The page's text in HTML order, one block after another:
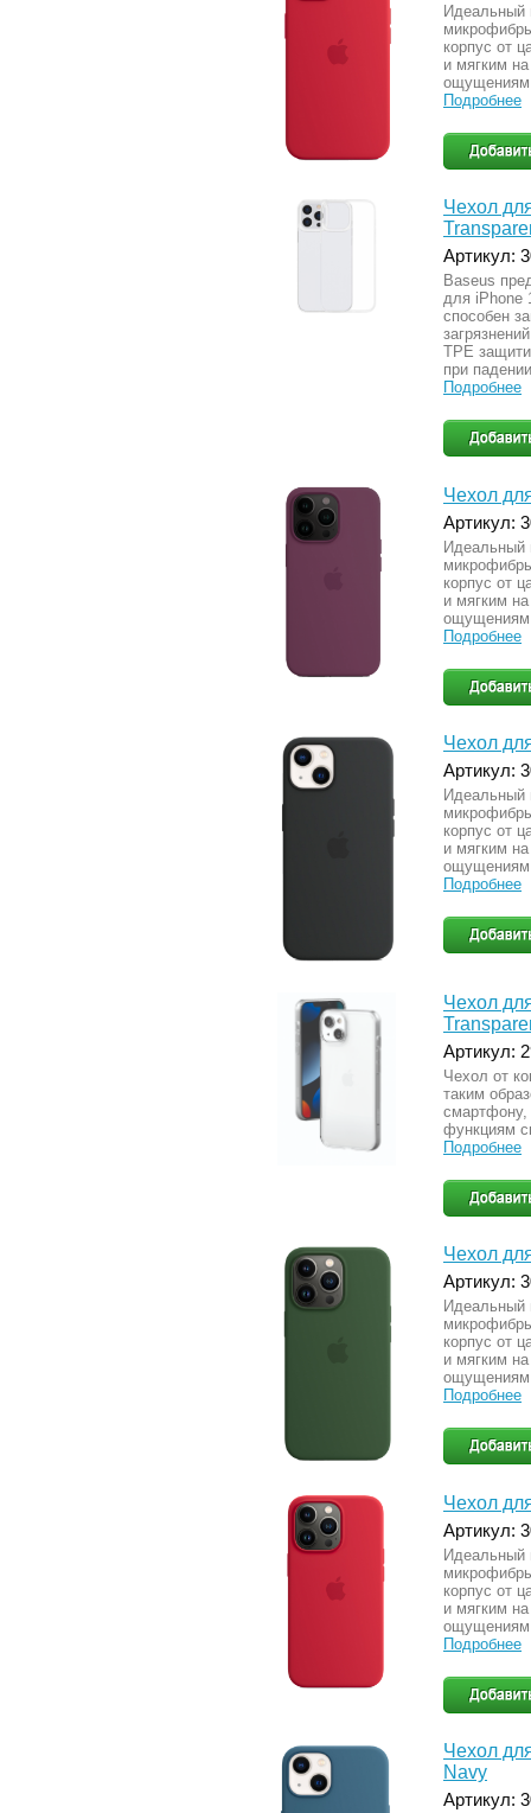
Идеальный
корпус от
и мягким
ощущениям
Подробнее
Чехол
Артикул:
Baseus
для iPhone
способен
TPE
при
Подробнее
Чехол
Артикул:
Идеальный
корпус от
и мягким
ощущениям
Подробнее
Чехол
Артикул:
Идеальный
корпус от
и мягким
ощущениям
Подробнее
Чехол
Артикул:
Чехол от
таким
смартфону,
функциям
Подробнее
Чехол
Артикул:
Идеальный
корпус от
и мягким
ощущениям
Подробнее
Чехол
Артикул:
Идеальный
корпус от
и мягким
ощущениям
Подробнее
Чехол
Navy
Артикул: